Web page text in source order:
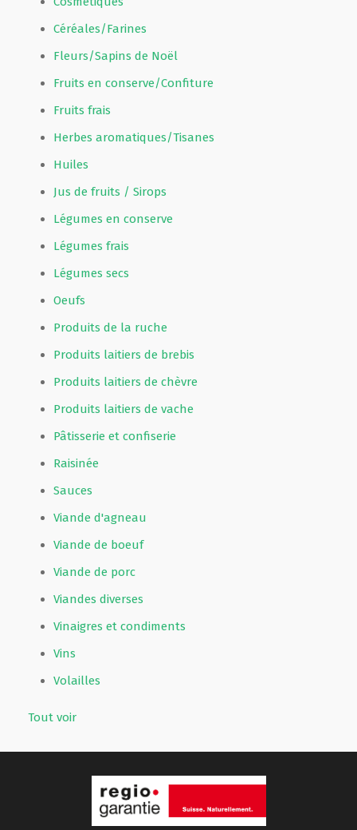
Céréales/Farines
Fleurs/Sapins de Noël
Fruits en conserve/Confiture
Fruits frais
Herbes aromatiques/Tisanes
Huiles
Jus de fruits / Sirops
Légumes en conserve
Légumes frais
Légumes secs
Oeufs
Produits de la ruche
Produits laitiers de brebis
Produits laitiers de chèvre
Produits laitiers de vache
Pâtisserie et confiserie
Raisinée
Sauces
Viande d'agneau
Viande de boeuf
Viande de porc
Viandes diverses
Vinaigres et condiments
Vins
Volailles
Tout voir